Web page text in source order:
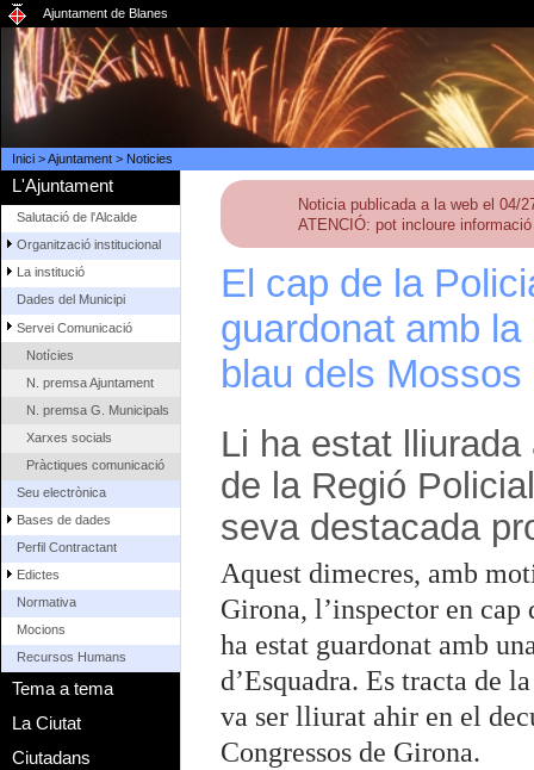
Ajuntament de Blanes
Inici>Ajuntament> Noticies
L'Ajuntament
Salutació de l'Alcalde
Organització institucional
La institució
Dades del Municipi
Servei Comunicació
Notícies
N. premsa Ajuntament
N. premsa G. Municipals
Xarxes socials
Pràctiques comunicació
Seu electrònica
Bases de dades
Perfil Contractant
Edictes
Normativa
Mocions
Recursos Humans
Tema a tema
La Ciutat
Ciutadans
Noticia publicada a la web el 04/
ATENCIÓ: pot incloure
El cap de la
guardonat amb
blau dels Mossos
Li ha estat
de la Regió
seva destacada
Aquest dimecres, amb
Girona, l’inspector en
ha estat guardonat amb
d’Esquadra. Es tracta de
va ser lliurat ahir en el
Congressos de Girona.